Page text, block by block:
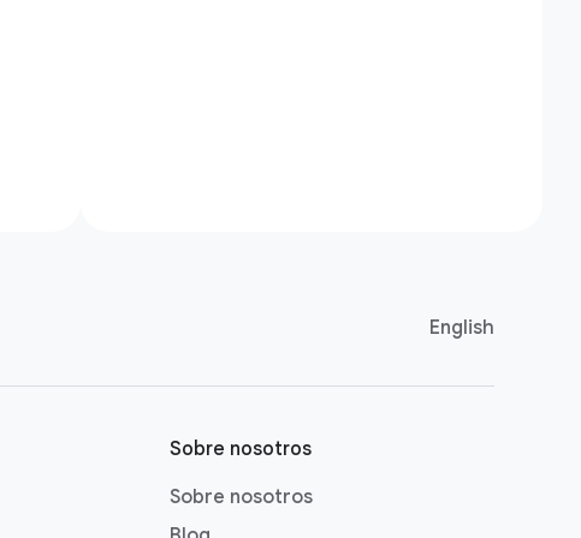
English
Sobre nosotros
Sobre nosotros